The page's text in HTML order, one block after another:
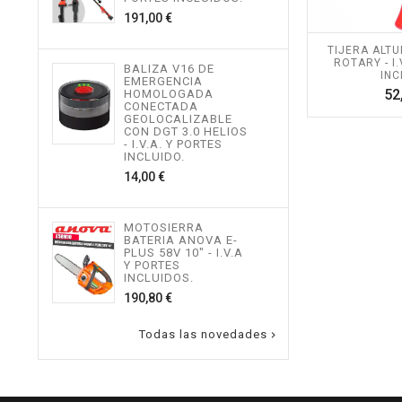
191,00 €Precio
BALIZA V16 DE
EMERGENCIA
HOMOLOGADA
CONECTADA
GEOLOCALIZABLE
CON DGT 3.0 HELIOS
- I.V.A. Y PORTES
INCLUIDO.
14,00 €Precio
MOTOSIERRA
BATERIA ANOVA E-
PLUS 58V 10" - I.V.A
Y PORTES
INCLUIDOS.
190,80 €Precio
Todas las novedades 
TIJERA
ROTARY -